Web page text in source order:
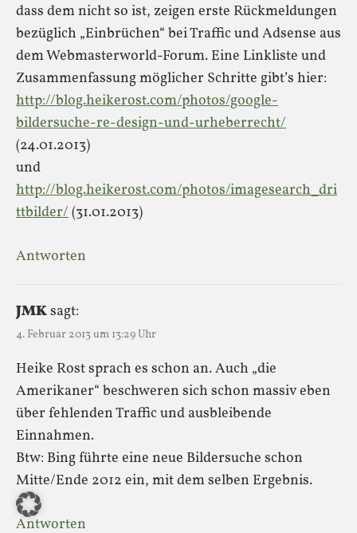
dass dem nicht so ist, zeigen erste Rückmeldungen
bezüglich „Einbrüchen“ bei Traffic und Adsense aus
dem Webmasterworld-Forum. Eine Linkliste und
Zusammenfassung möglicher Schritte gibt’s hier:
http://blog.heikerost.com/photos/google-
bildersuche-re-design-und-urheberrecht/
(24.01.2013)
und
http://blog.heikerost.com/photos/imagesearch_dri
ttbilder/(31.01.2013)
Antworten
JMKsagt:
4. Februar 2013 um 13:29 Uhr
Heike Rost sprach es schon an. Auch „die
Amerikaner“ beschweren sich schon massiv eben
über fehlenden Traffic und ausbleibende
Einnahmen.
Btw: Bing führte eine neue Bildersuche schon
Mitte/Ende 2012 ein, mit dem selben Ergebnis.
Antworten